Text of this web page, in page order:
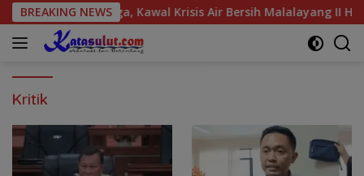
Langsung
ke
konten
BREAKING NEWS
Warga, Kawal Krisis Air Bersih Malalayang II Hingga
Kritik